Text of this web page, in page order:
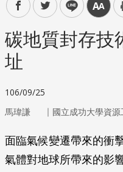
facebooktwitter line 中
碳地質封存技
址
106/09/25
馬瑋謙 ｜ 國立成功大學資源
面臨氣候變遷帶來的衝
氣體對地球所帶來的影